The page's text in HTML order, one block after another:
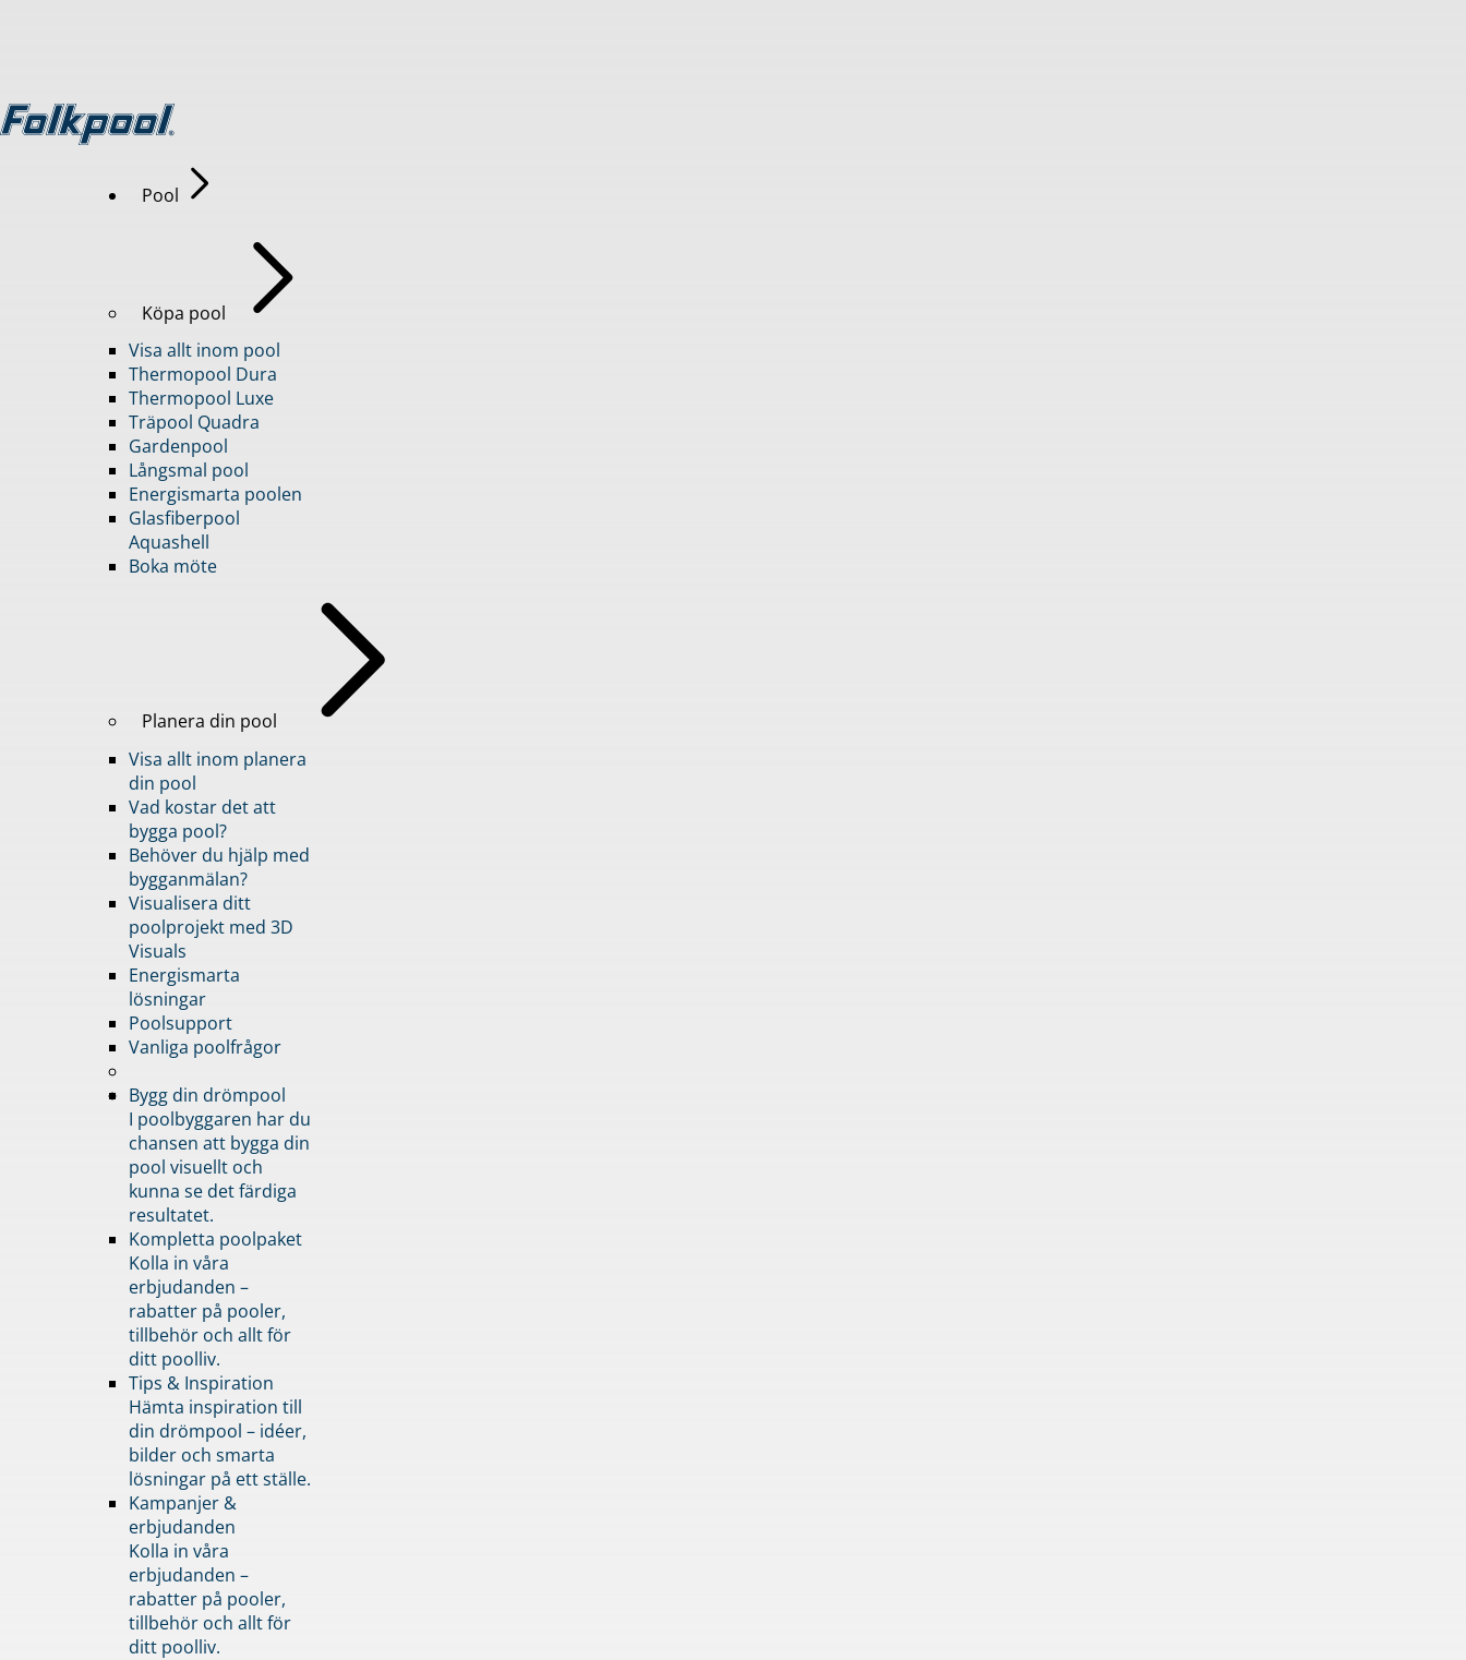
Pool
Köpa pool
Visa allt inom pool
Thermopool Dura
Thermopool Luxe
Träpool Quadra
Gardenpool
Långsmal pool
Energismarta poolen
Glasfiberpool
Aquashell
Boka möte
Planera din pool
Visa allt inom planera
din pool
Vad kostar det att
bygga pool?
Behöver du hjälp med
bygganmälan?
Visualisera ditt
poolprojekt med 3D
Visuals
Energismarta
lösningar
Poolsupport
Vanliga poolfrågor
Bygg din drömpool
I poolbyggaren har du
chansen att bygga din
pool visuellt och
kunna se det färdiga
resultatet.
Kompletta poolpaket
Kolla in våra
erbjudanden –
rabatter på pooler,
tillbehör och allt för
ditt poolliv.
Tips & Inspiration
Hämta inspiration till
din drömpool – idéer,
bilder och smarta
lösningar på ett ställe.
Kampanjer &
erbjudanden
Kolla in våra
erbjudanden –
rabatter på pooler,
tillbehör och allt för
ditt poolliv.